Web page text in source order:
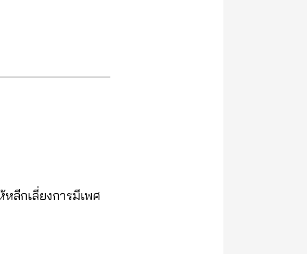
ลีกเลี่ยงการมีเพศ